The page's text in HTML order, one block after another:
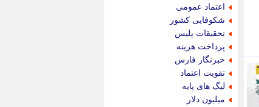
اعتماد عمومی
شکوفایی کشور
تحقیقات پلیس
پرداخت هزینه
خبرنگار فارس
تقویت اعتماد
لیگ های پایه
میلیون دلار